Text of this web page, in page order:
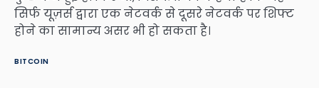
सिर्फ यूज़र्स द्वारा एक नेटवर्क से दूसरे नेटवर्क पर शिफ्ट
होने का सामान्य असर भी हो सकता है।
BITCOIN